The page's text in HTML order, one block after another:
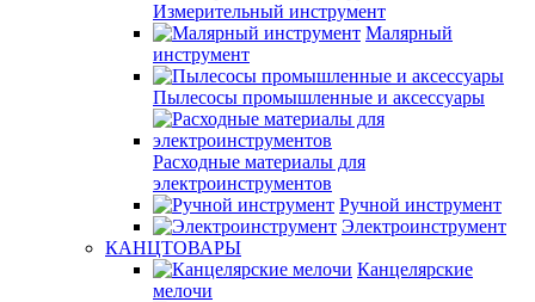
Измерительный инструмент
Малярный
инструмент
Пылесосы промышленные и аксессуары
Расходные материалы для
электроинструментов
Ручной инструмент
Электроинструмент
КАНЦТОВАРЫ
Канцелярские
мелочи